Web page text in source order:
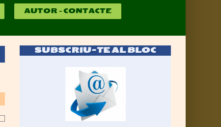
AUTOR – CONTACTE
SUBSCRIU-TE AL BLOC